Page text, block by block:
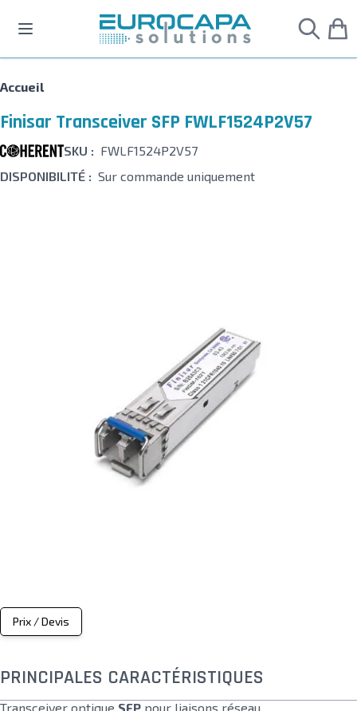
Accueil
Finisar Transceiver SFP FWLF1524P2V57
SKU : FWLF1524P2V57
DISPONIBILITÉ : Sur commande uniquement
Prix / Devis
PRINCIPALES CARACTÉRISTIQUES
Transceiver optique SFP pour liaisons réseau